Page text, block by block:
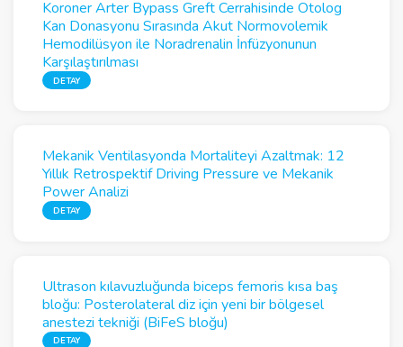
Koroner Arter Bypass Greft Cerrahisinde Otolog
Kan Donasyonu Sırasında Akut Normovolemik
Hemodilüsyon ile Noradrenalin İnfüzyonunun
Karşılaştırılması
DETAY
Mekanik Ventilasyonda Mortaliteyi Azaltmak: 12
Yıllık Retrospektif Driving Pressure ve Mekanik
Power Analizi
DETAY
Ultrason kılavuzluğunda biceps femoris kısa baş
bloğu: Posterolateral diz için yeni bir bölgesel
anestezi tekniği (BiFeS bloğu)
DETAY